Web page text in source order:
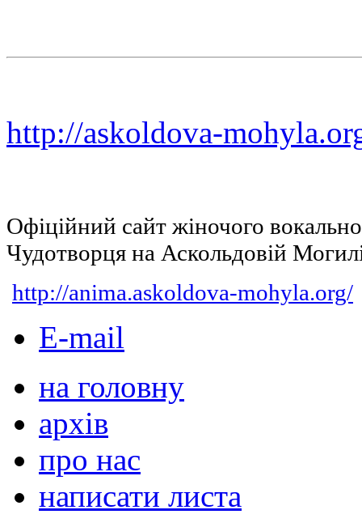
http://askoldova-
Офіційний сайт жіночого
Чудотворця на Аскольдовій
http://anima.askoldova-mohyla.org/
E-mail
на головну
архів
про нас
написати листа